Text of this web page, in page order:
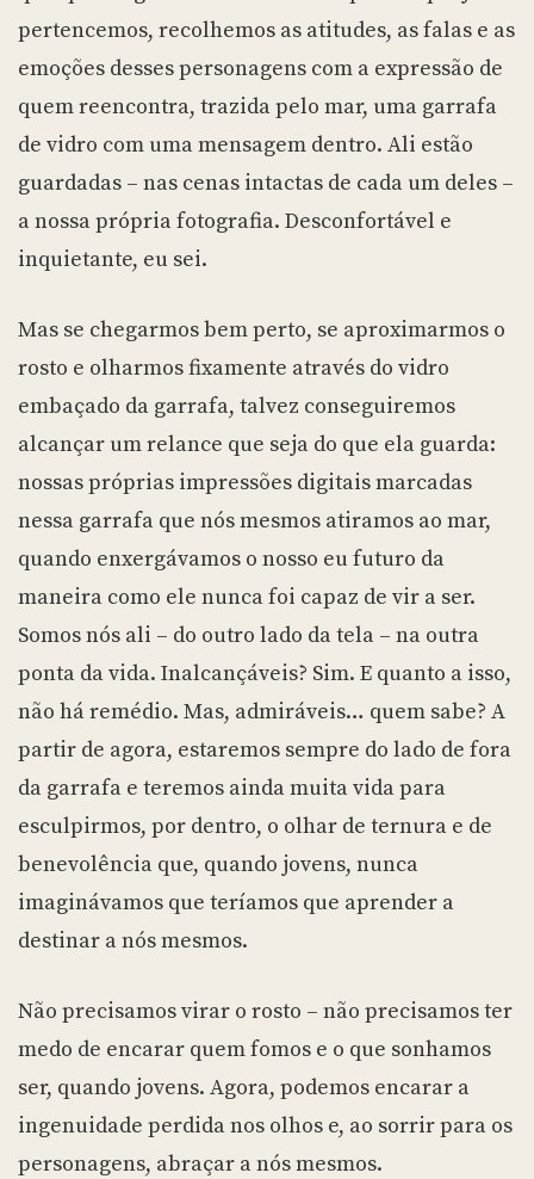
pertencemos, recolhemos as atitudes, as falas e as
emoções desses personagens com a expressão de
quem reencontra, trazida pelo mar, uma garrafa
de vidro com uma mensagem dentro. Ali estão
guardadas – nas cenas intactas de cada um deles –
a nossa própria fotografia. Desconfortável e
inquietante, eu sei.
Mas se chegarmos bem perto, se aproximarmos o
rosto e olharmos fixamente através do vidro
embaçado da garrafa, talvez conseguiremos
alcançar um relance que seja do que ela guarda:
nossas próprias impressões digitais marcadas
nessa garrafa que nós mesmos atiramos ao mar,
quando enxergávamos o nosso eu futuro da
maneira como ele nunca foi capaz de vir a ser.
Somos nós ali – do outro lado da tela – na outra
ponta da vida. Inalcançáveis? Sim. E quanto a isso,
não há remédio. Mas, admiráveis… quem sabe? A
partir de agora, estaremos sempre do lado de fora
da garrafa e teremos ainda muita vida para
esculpirmos, por dentro, o olhar de ternura e de
benevolência que, quando jovens, nunca
imaginávamos que teríamos que aprender a
destinar a nós mesmos.
Não precisamos virar o rosto – não precisamos ter
medo de encarar quem fomos e o que sonhamos
ser, quando jovens. Agora, podemos encarar a
ingenuidade perdida nos olhos e, ao sorrir para os
personagens, abraçar a nós mesmos.